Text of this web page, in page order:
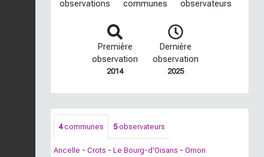
observations communes observateurs
Première
observation
2014
Dernière
observation
2025
4communes 5observateurs
Ancelle - Crots - Le Bourg-d'Oisans - Ornon